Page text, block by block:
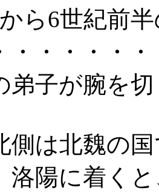
ら6世紀前
・・・・・
弟子が腕を
側は北魏の
洛陽に着く